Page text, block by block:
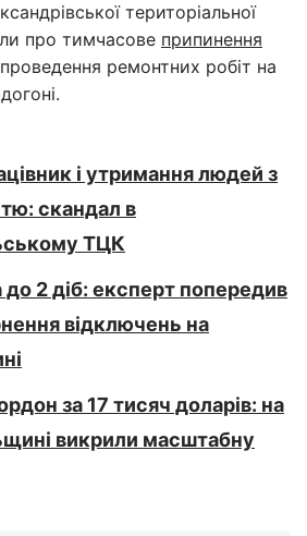
територіальної
про тимчасове припинення
ремонтних робіт на
і утримання людей з
скандал в
ТЦК
до 2 діб: експерт попередив
відключень на
за 17 тисяч доларів: на
викрили масштабну